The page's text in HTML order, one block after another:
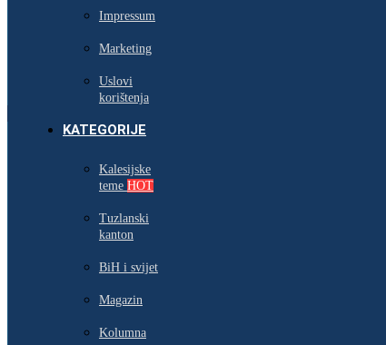
Impressum
Marketing
Uslovi
korištenja
KATEGORIJE
Kalesijske
teme HOT
Tuzlanski
kanton
BiH i svijet
Magazin
Kolumna